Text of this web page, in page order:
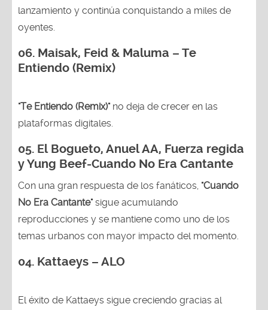
lanzamiento y continúa conquistando a miles de
oyentes.
06. Maisak, Feid & Maluma – Te
Entiendo (Remix)
"Te Entiendo (Remix)"no deja de crecer en las
plataformas digitales.
05. El Bogueto, Anuel AA, Fuerza regida
y Yung Beef-Cuando No Era Cantante
Con una gran respuesta de los fanáticos, "Cuando
No Era Cantante"sigue acumulando
reproducciones y se mantiene como uno de los
temas urbanos con mayor impacto del momento.
04. Kattaeys – ALO
El éxito de Kattaeys sigue creciendo gracias al